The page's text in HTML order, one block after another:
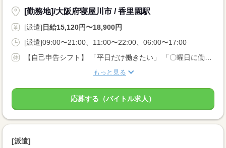
[勤務地]/大阪府寝屋川市 / 香里園駅
[派遣] 日給15,120円〜18,900円
[派遣]09:00〜21:00、11:00〜22:00、06:00〜17:00
もっと見る
応募する（バイトル求人）
[派遣]